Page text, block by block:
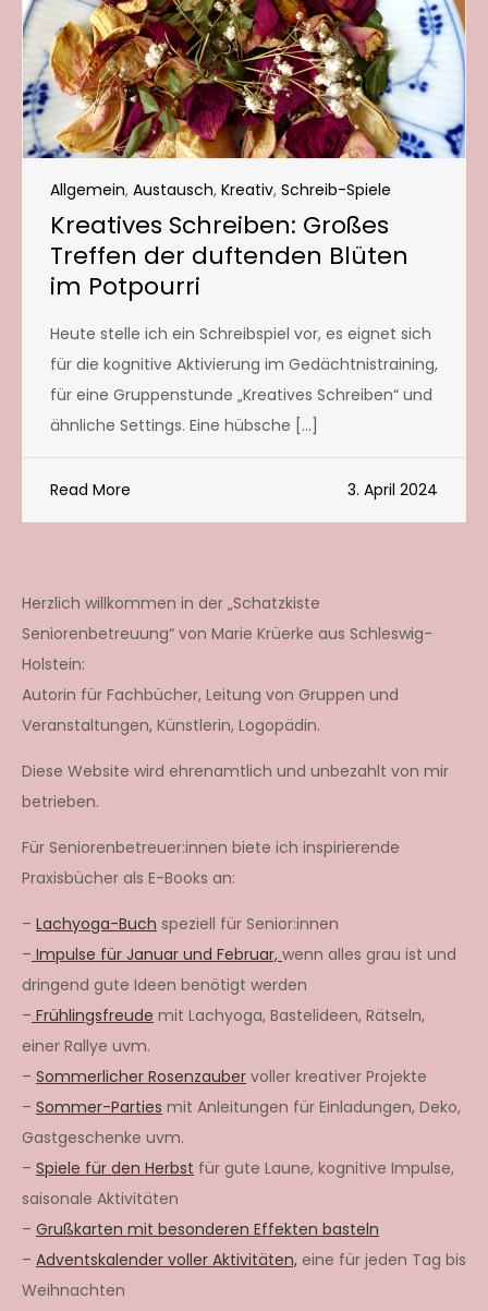
Allgemein, Austausch, Kreativ, Schreib-Spiele
Kreatives Schreiben: Großes
Treffen der duftenden Blüten
im Potpourri
Heute stelle ich ein Schreibspiel vor, es eignet sich
für die kognitive Aktivierung im Gedächtnistraining,
für eine Gruppenstunde „Kreatives Schreiben“ und
ähnliche Settings. Eine hübsche […]
Read More 3. April 2024
Herzlich willkommen in der „Schatzkiste
Seniorenbetreuung“ von Marie Krüerke aus Schleswig-
Holstein:
Autorin für Fachbücher, Leitung von Gruppen und
Veranstaltungen, Künstlerin, Logopädin.
Diese Website wird ehrenamtlich und unbezahlt von mir
betrieben.
Für Seniorenbetreuer:innen biete ich inspirierende
Praxisbücher als E-Books an:
– Lachyoga-Buch speziell für Senior:innen
– Impulse für Januar und Februar, wenn alles grau ist und
dringend gute Ideen benötigt werden
– Frühlingsfreude mit Lachyoga, Bastelideen, Rätseln,
einer Rallye uvm.
– Sommerlicher Rosenzauber voller kreativer Projekte
– Sommer-Parties mit Anleitungen für Einladungen, Deko,
Gastgeschenke uvm.
– Spiele für den Herbst für gute Laune, kognitive Impulse,
saisonale Aktivitäten
– Grußkarten mit besonderen Effekten basteln
– Adventskalender voller Aktivitäten, eine für jeden Tag bis
Weihnachten